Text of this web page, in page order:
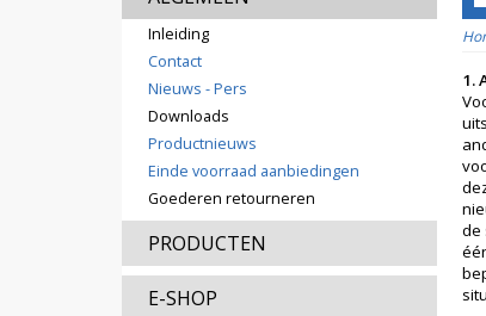
Inleiding
Contact
Nieuws - Pers
Downloads
Productnieuws
Einde voorraad aanbiedingen
Goederen retourneren
PRODUCTEN
E-SHOP
1.
de